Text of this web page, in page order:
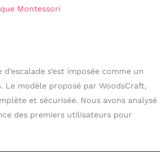
Montessori
s’est imposée comme un
modèle proposé par WoodsCraft,
et sécurisée. Nous avons analysé
des premiers utilisateurs pour